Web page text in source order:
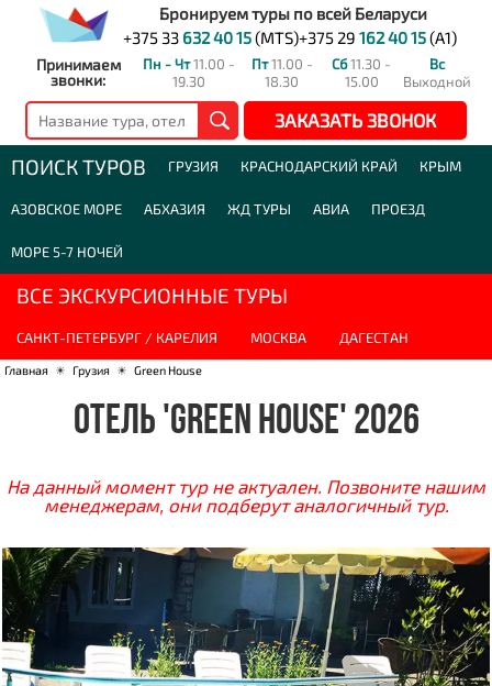
Бронируем туры по всей Беларуси
+375 33 632 40 15(MTS)+375 29 162 40 15(A1)
Принимаем
звонки:
Пн - Чт11.00 -
19.30
Пт11.00 -
18.30
Сб11.30 -
15.00
Вс
Выходной
ЗАКАЗАТЬ ЗВОНОК
ПОИСК ТУРОВ ГРУЗИЯ КРАСНОДАРСКИЙ КРАЙ КРЫМ
АЗОВСКОЕ МОРЕ АБХАЗИЯ ЖД ТУРЫ АВИА ПРОЕЗД
МОРЕ 5-7 НОЧЕЙ
ВСЕ ЭКСКУРСИОННЫЕ ТУРЫ
САНКТ-ПЕТЕРБУРГ / КАРЕЛИЯ МОСКВА ДАГЕСТАН
Главная ☀ Грузия ☀ Green House
ОТЕЛЬ 'GREEN HOUSE' 2026
На данный момент тур не актуален. Позвоните нашим
менеджерам, они подберут аналогичный тур.